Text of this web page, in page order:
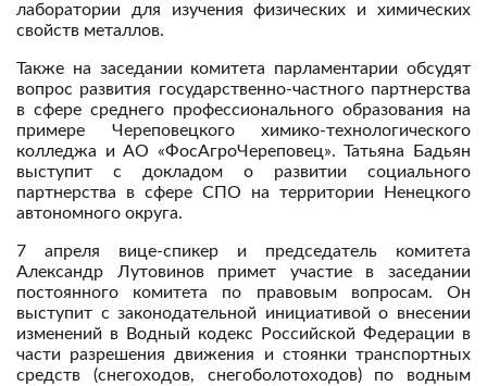
лаборатории для изучения физических и химических
свойств металлов.
Также на заседании комитета парламентарии обсудят
вопрос развития государственно-частного партнерства
в сфере среднего профессионального образования на
примере Череповецкого химико-технологического
колледжа и АО «ФосАгроЧереповец». Татьяна Бадьян
выступит с докладом о развитии социального
партнерства в сфере СПО на территории Ненецкого
автономного округа.
7 апреля вице-спикер и председатель комитета
Александр Лутовинов примет участие в заседании
постоянного комитета по правовым вопросам. Он
выступит с законодательной инициативой о внесении
изменений в Водный кодекс Российской Федерации в
части разрешения движения и стоянки транспортных
средств (снегоходов, снегоболотоходов) по водным